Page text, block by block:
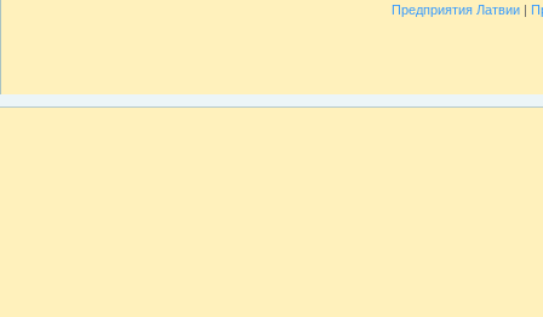
Предприятия Латвии|